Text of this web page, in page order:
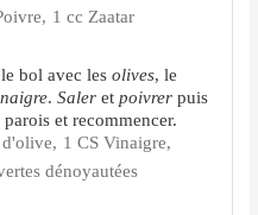
1 cc Zaatar
bol avec lesolives, le
.Saleretpoivrerpuis
parois et recommencer.
1 CS Vinaigre,
dénoyautées